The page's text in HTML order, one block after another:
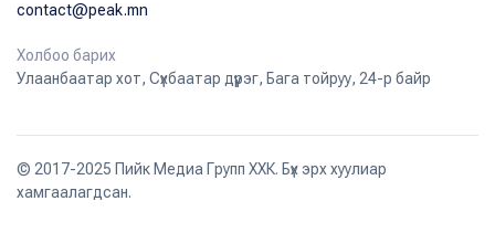
contact@peak.mn
Холбоо барих
Улаанбаатар хот, Сүхбаатар дүүрэг, Бага тойруу, 24-р байр
© 2017-2025 Пийк Медиа Групп ХХК. Бүх эрх хуулиар
хамгаалагдсан.